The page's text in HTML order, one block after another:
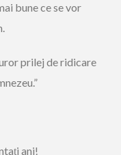
bune ce se vor
prilej de ridicare
ani!